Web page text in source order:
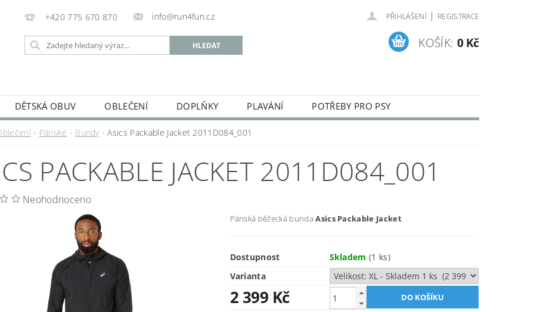
+420 775 670 870 info@run4fun.cz PŘIHLÁŠENÍ | REGISTRACE
KOŠÍK: 0 Kč
DĚTSKÁ OBUV OBLEČENÍ DOPLŇKY PLAVÁNÍ
POTŘEBY PRO PSY
PRODEJNA OBCHODNÍ PODMÍNKY
VRÁCENÍ A REKLAMACE ZBOŽÍ
Pánské Bundy Asics Packable Jacket 2011D084_001
PACKABLE JACKET 2011D084_001
Neohodnoceno
Pánská běžecká bundaAsics Packable Jacket
Dostupnost Skladem(1 ks)
Varianta
2 399 Kč